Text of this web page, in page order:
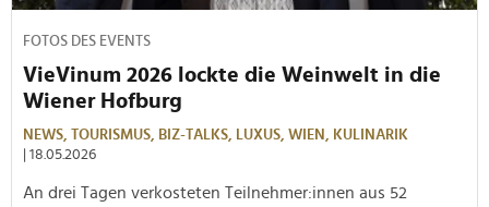
FOTOS DES EVENTS
VieVinum 2026 lockte die Weinwelt in die
Wiener Hofburg
NEWS, TOURISMUS, BIZ-TALKS, LUXUS, WIEN, KULINARIK
| 18.05.2026
An drei Tagen verkosteten Teilnehmer:innen aus 52